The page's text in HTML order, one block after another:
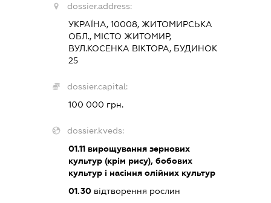
dossier.address:
УКРАЇНА, 10008, ЖИТОМИРСЬКА
ОБЛ., МІСТО ЖИТОМИР,
ВУЛ.КОСЕНКА ВІКТОРА, БУДИНОК
25
dossier.capital:
100 000 грн.
dossier.kveds:
01.11 вирощування зернових
культур (крім рису), бобових
культур і насіння олійних культур
01.30 відтворення рослин